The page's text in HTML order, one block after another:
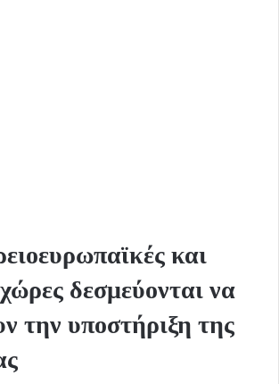
και
δεσμεύονται να
την υποστήριξη της